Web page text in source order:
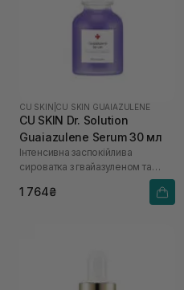
CU SKIN CU SKIN GUAIAZULENE
CU SKIN Dr. Solution
Guaiazulene Serum 30 мл
Інтенсивна заспокійлива
сироватка з гвайазуленом та
1 764₴